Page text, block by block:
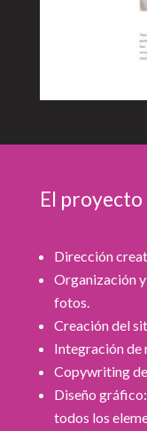
El proyecto
Dirección
Organización
fotos.
Creación del
Integración de
Copywriting
Diseño
todos los